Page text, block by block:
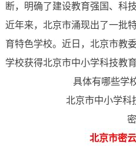
断，明确了建设教育强国、科
近年来，北京市涌现出了一批
育特色学校。近日，北京市教
学校获得北京市中小学科技教
具体有哪些学
北京市中小学科
北京市密